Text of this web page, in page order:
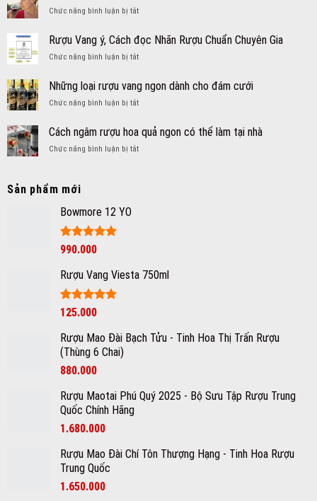
quan
cần
biết
khi
rượu
Chức năng bình luận bị tắtở
ngàng
với
công
giảm
cân
của
vang
Rượu Vang ý, Cách đọc Nhãn Rượu Chuẩn Chuyên Gia
Chức năng bình luận bị tắtở
ý,
Cách
Nhãn
Rượu
Chuẩn
Những loại rượu vang ngon dành cho đám cưới
Chức năng bình luận bị tắtở
rượu
vang
Cách ngâm rượu hoa quả ngon có thể làm tại nhà
Chức năng bình luận bị tắtở
tại
nhà
Sản phẩm mới
Bowmore 12 YO
Được xếp
sao
990.000
Rượu Vang Viesta 750ml
Được xếp
sao
125.000
Rượu Mao Đài Bạch Tửu - Tinh Hoa Thị Trấn Rượu
(Thùng 6 Chai)
880.000
Rượu Maotai Phú Quý 2025 - Bộ Sưu Tập Rượu Trung
Quốc Chính Hãng
1.680.000
Rượu Mao Đài Chí Tôn Thượng Hạng - Tinh Hoa Rượu
Trung Quốc
1.650.000